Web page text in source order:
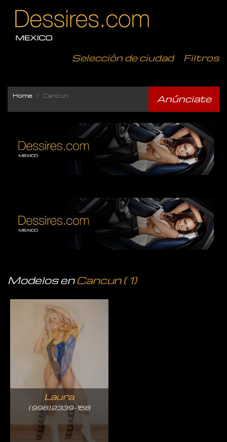
Selección de ciudad Filtros
Anúnciate
Home Cancun
Modelos enCancun ( 1)
Laura
( 998) 2339-158